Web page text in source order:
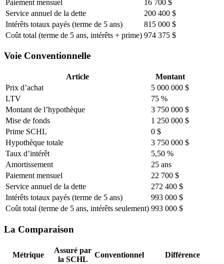
Paiement mensuel
16 700 $
Service annuel de la dette
200 400 $
Intérêts totaux payés (terme de 5 ans)
815 000 $
Coût total (terme de 5 ans, intérêts + prime) 974 375 $
Voie Conventionnelle
Article
Montant
Prix d’achat
5 000 000 $
LTV
75 %
Montant de l’hypothèque
3 750 000 $
Mise de fonds
1 250 000 $
Prime SCHL
0 $
Hypothèque totale
3 750 000 $
Taux d’intérêt
5,50 %
Amortissement
25 ans
Paiement mensuel
22 700 $
Service annuel de la dette
272 400 $
Intérêts totaux payés (terme de 5 ans)
993 000 $
Coût total (terme de 5 ans, intérêts seulement) 993 000 $
La Comparaison
Métrique
Assuré par
la SCHL
Conventionnel
Différence